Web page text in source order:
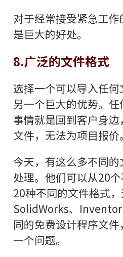
对于经常接受紧急工
是巨大的好处。
8.广泛的文件格式
选择一个可以导入任
另一个巨大的优势。
事情就是回到客户身
文件，无法为项目报价。
今天，有这么多不同
处理。他们可以从20
20种不同的文件格式，
SolidWorks、
同的免费设计程序文
一个问题。